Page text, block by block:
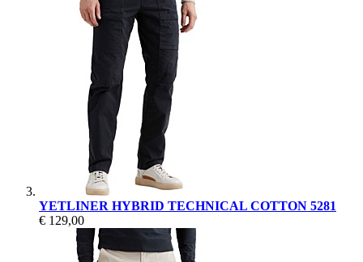
YETLINER HYBRID TECHNICAL COTTON 5281
€ 129,00